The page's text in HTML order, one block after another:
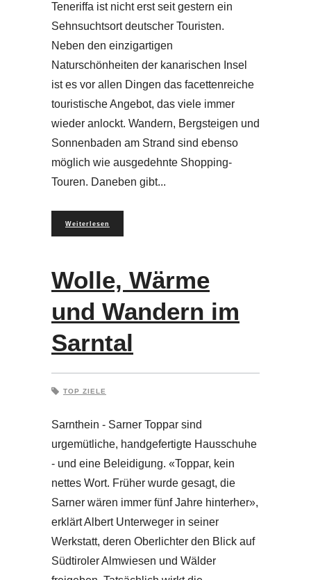
Teneriffa ist nicht erst seit gestern ein
Sehnsuchtsort deutscher Touristen.
Neben den einzigartigen
Naturschönheiten der kanarischen Insel
ist es vor allen Dingen das facettenreiche
touristische Angebot, das viele immer
wieder anlockt. Wandern, Bergsteigen und
Sonnenbaden am Strand sind ebenso
möglich wie ausgedehnte Shopping-
Touren. Daneben gibt
Weiterlesen
Wolle, Wärme
und Wandern im
Sarntal
TOP ZIELE
Sarnthein - Sarner Toppar sind
urgemütliche, handgefertigte Hausschuhe
- und eine Beleidigung. «Toppar, kein
nettes Wort. Früher wurde gesagt, die
Sarner wären immer fünf Jahre hinterher»,
erklärt Albert Unterweger in seiner
Werkstatt, deren Oberlichter den Blick auf
Südtiroler Almwiesen und Wälder